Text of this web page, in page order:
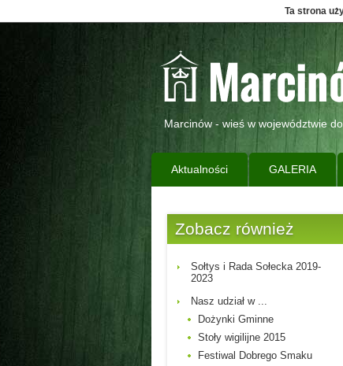
Ta strona
Marcinów - wieś w województwie
Aktualności GALERIA
Zobacz również
Sołtys i Rada Sołecka 2019-
2023
Nasz udział w ...
Dożynki Gminne
Stoły wigilijne 2015
Festiwal Dobrego Smaku